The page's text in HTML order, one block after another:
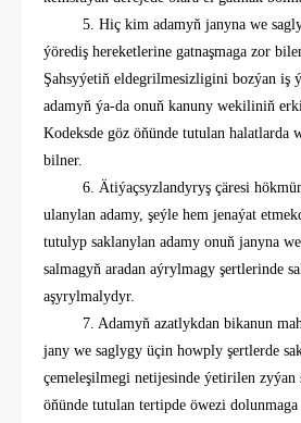
5. Hiç kim adamyň janyna we
ýörediş hereketlerine gatnaşmaga zor
Şahsyýetiň eldegrilmesizligini bozýan iş
adamyň ýa-da onuň kanuny wekiliniň
Kodeksde göz öňünde tutulan halatlarda
bilner.
6. Ätiýaçsyzlandyryş çäresi
ulanylan adamy, şeýle hem jenaýat
tutulyp saklanylan adamy onuň janyna
salmagyň aradan aýrylmagy şertlerinde
aşyrylmalydyr.
7. Adamyň azatlykdan bikanun
jany we saglygy üçin howply şertlerde
çemeleşilmegi netijesinde ýetirilen zyýan
öňünde tutulan tertipde öwezi